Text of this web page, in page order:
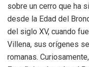
sobre un cerro que ha
desde la Edad del
del siglo XV, cuando
Villena, sus orígenes
romanas.